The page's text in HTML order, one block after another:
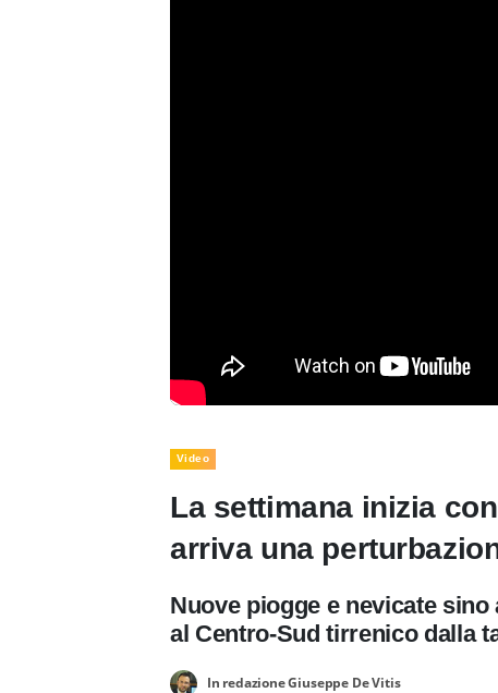
Video
La settimana inizia
arriva una
Nuove piogge e nevicate
al Centro-Sud tirrenico dalla
In redazione Giuseppe De Vitis